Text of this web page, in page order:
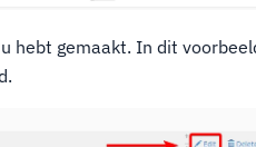
hebt gemaakt. In dit